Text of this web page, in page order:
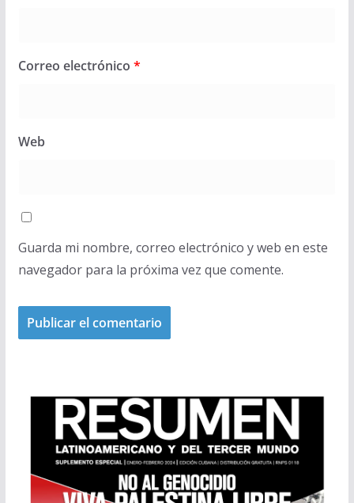
Correo electrónico *
Web
Guarda mi nombre, correo electrónico y web en este
navegador para la próxima vez que comente.